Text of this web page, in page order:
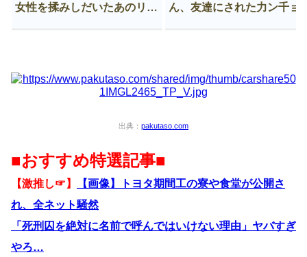
女性を揉みしだいたあのリー
ん、友達にされた力ン千ョ
出典： pakutaso.com
■おすすめ特選記事■
【激推し☞】
【画像】トヨタ期間工の寮や食堂が公開さ
れ、全ネット騒然
「死刑囚を絶対に名前で呼んではいけない理由」ヤバすぎ
やろ…